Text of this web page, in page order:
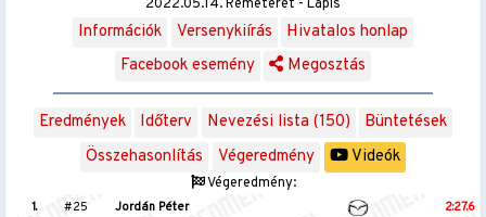
2022.05.14. Remeterét - Lapis
Információk Versenykiírás
Hivatalos honlap
Facebook esemény
Megosztás
Eredmények Időterv Nevezési lista (150)
Büntetések
Összehasonlítás
Végeredmény Videók
Végeredmény:
1. #25 Jordán Péter
2:27.6